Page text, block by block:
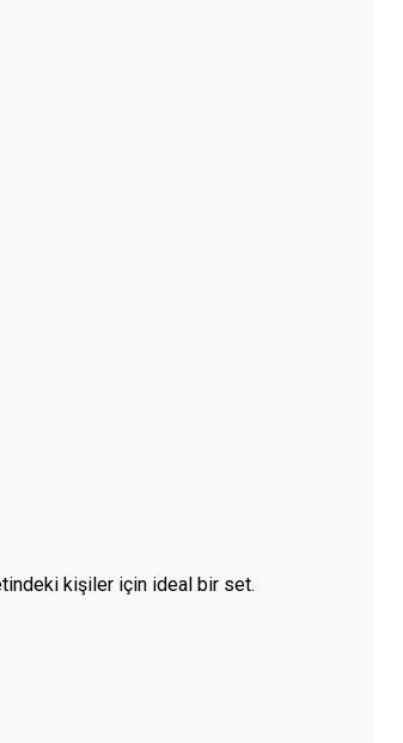
kişiler için ideal bir set.